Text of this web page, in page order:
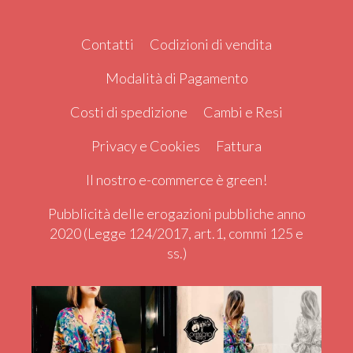
Contatti
Codizioni di vendita
Modalità di Pagamento
Costi di spedizione
Cambi e Resi
Privacy e Cookies
Fattura
Il nostro e-commerce è green!
Pubblicità delle erogazioni pubbliche anno
2020 (Legge 124/2017, art.1, commi 125 e
ss.)